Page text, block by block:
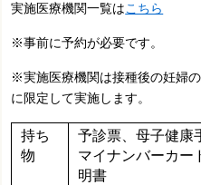
実施医療機関一覧はこちら
※事前に予約が必要です。
※実施医療機関は接種後の妊婦
に限定して実施します。
持ち
物
予診票、母子健康
マイナンバーカー
明書